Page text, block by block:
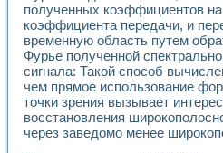
Применение LabVIEW
Создание виртуальной
Обратный маятник
Устройство для
Лабораторный
Стенд для
Система
Автоматизация
полученных коэффициентов на
коэффициента передачи, и
временную область путем
Фурье полученной
сигнала: Такой способ
чем прямое использование
точки зрения вызывает
восстановления
через заведомо менее